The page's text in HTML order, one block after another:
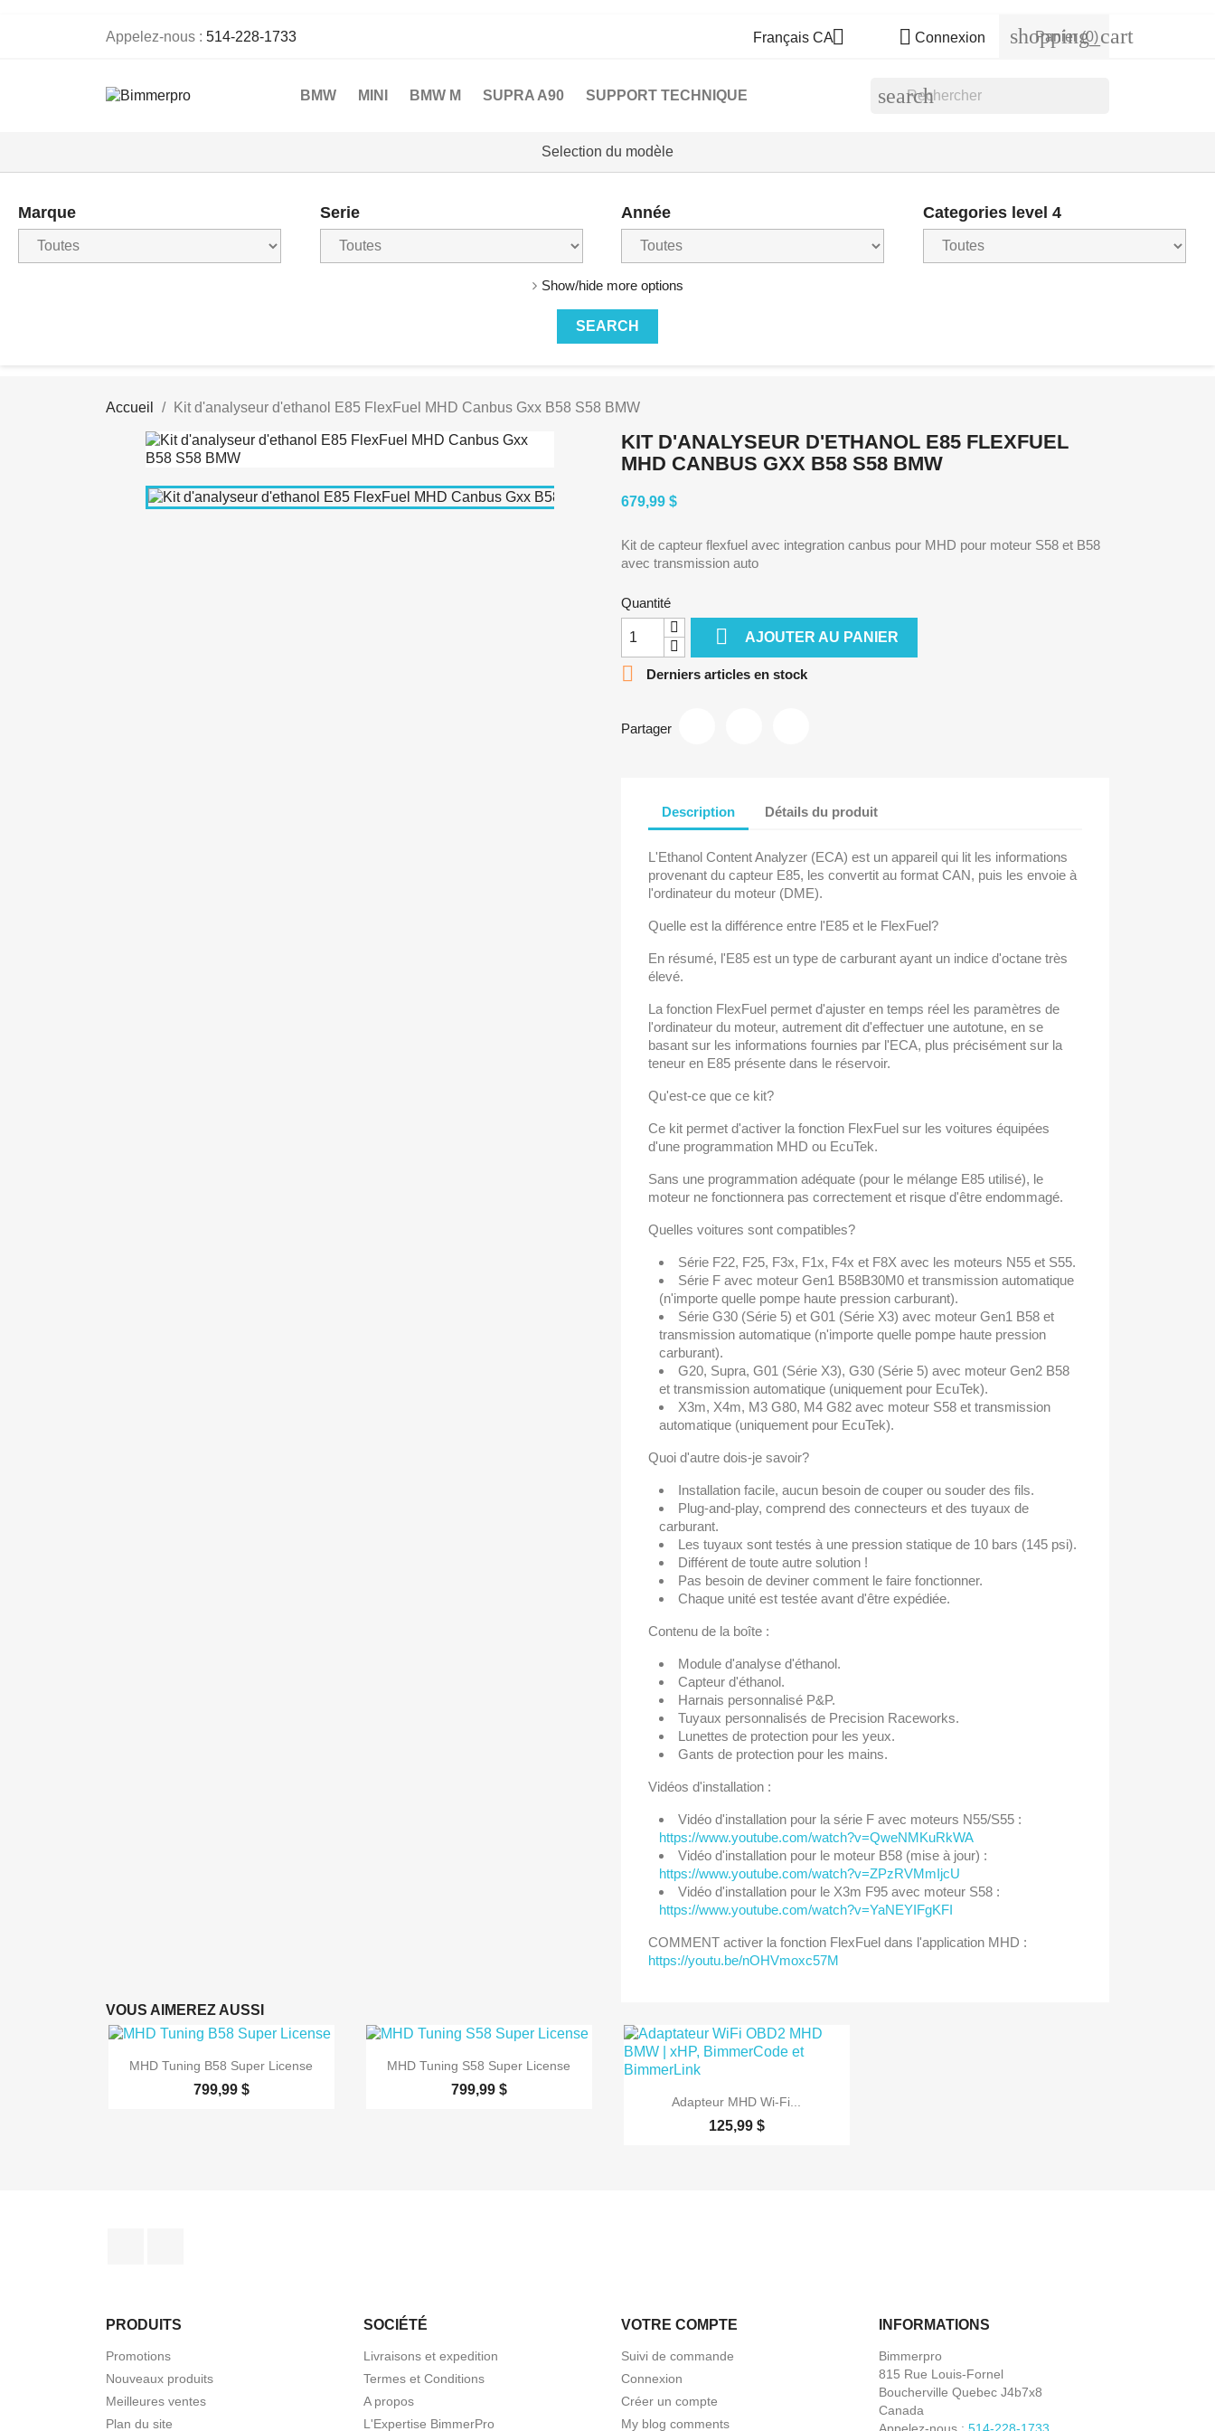
Appelez-nous : 514-228-1733 Français CA  Connexion shopping_cart
Panier (0)
BMW MINI BMW M SUPRA A90 SUPPORT TECHNIQUE search
Selection du modèle
Marque Serie Année Categories level 4
Show/hide more options
Accueil Kit d'analyseur d'ethanol E85 FlexFuel MHD Canbus Gxx B58 S58 BMW
KIT D'ANALYSEUR D'ETHANOL E85 FLEXFUEL
MHD CANBUS GXX B58 S58 BMW
679,99 $
Kit de capteur flexfuel avec integration canbus pour MHD pour moteur S58 et B58
avec transmission auto
Quantité
 AJOUTER AU PANIER
 Derniers articles en stock
Partager
Description Détails du produit
L'Ethanol Content Analyzer (ECA) est un appareil qui lit les informations
provenant du capteur E85, les convertit au format CAN, puis les envoie à
l'ordinateur du moteur (DME).
Quelle est la différence entre l'E85 et le FlexFuel?
En résumé, l'E85 est un type de carburant ayant un indice d'octane très
élevé.
La fonction FlexFuel permet d'ajuster en temps réel les paramètres de
l'ordinateur du moteur, autrement dit d'effectuer une autotune, en se
basant sur les informations fournies par l'ECA, plus précisément sur la
teneur en E85 présente dans le réservoir.
Qu'est-ce que ce kit?
Ce kit permet d'activer la fonction FlexFuel sur les voitures équipées
d'une programmation MHD ou EcuTek.
Sans une programmation adéquate (pour le mélange E85 utilisé), le
moteur ne fonctionnera pas correctement et risque d'être endommagé.
Quelles voitures sont compatibles?
Série F22, F25, F3x, F1x, F4x et F8X avec les moteurs N55 et S55.
Série F avec moteur Gen1 B58B30M0 et transmission automatique
(n'importe quelle pompe haute pression carburant).
Série G30 (Série 5) et G01 (Série X3) avec moteur Gen1 B58 et
transmission automatique (n'importe quelle pompe haute pression
carburant).
G20, Supra, G01 (Série X3), G30 (Série 5) avec moteur Gen2 B58
et transmission automatique (uniquement pour EcuTek).
X3m, X4m, M3 G80, M4 G82 avec moteur S58 et transmission
automatique (uniquement pour EcuTek).
Quoi d'autre dois-je savoir?
Installation facile, aucun besoin de couper ou souder des fils.
Plug-and-play, comprend des connecteurs et des tuyaux de
carburant.
Les tuyaux sont testés à une pression statique de 10 bars (145 psi).
Différent de toute autre solution !
Pas besoin de deviner comment le faire fonctionner.
Chaque unité est testée avant d'être expédiée.
Contenu de la boîte :
Module d'analyse d'éthanol.
Capteur d'éthanol.
Harnais personnalisé P&P.
Tuyaux personnalisés de Precision Raceworks.
Lunettes de protection pour les yeux.
Gants de protection pour les mains.
Vidéos d'installation :
Vidéo d'installation pour la série F avec moteurs N55/S55 :
https://www.youtube.com/watch?v=QweNMKuRkWA
Vidéo d'installation pour le moteur B58 (mise à jour) :
https://www.youtube.com/watch?v=ZPzRVMmIjcU
Vidéo d'installation pour le X3m F95 avec moteur S58 :
https://www.youtube.com/watch?v=YaNEYIFgKFI
COMMENT activer la fonction FlexFuel dans l'application MHD :
https://youtu.be/nOHVmoxc57M
VOUS AIMEREZ AUSSI
 Aperçu rapide
MHD Tuning B58 Super License
799,99 $
 Aperçu rapide
MHD Tuning S58 Super License
799,99 $  Aperçu rapide
Adapteur MHD Wi-Fi...
125,99 $
PRODUITS
Promotions
Nouveaux produits
Meilleures ventes
Plan du site
SOCIÉTÉ
Livraisons et expedition
Termes et Conditions
A propos
L'Expertise BimmerPro
VOTRE COMPTE
Suivi de commande
Connexion
Créer un compte
My blog comments
INFORMATIONS
Bimmerpro
815 Rue Louis-Fornel
Boucherville Quebec J4b7x8
Canada